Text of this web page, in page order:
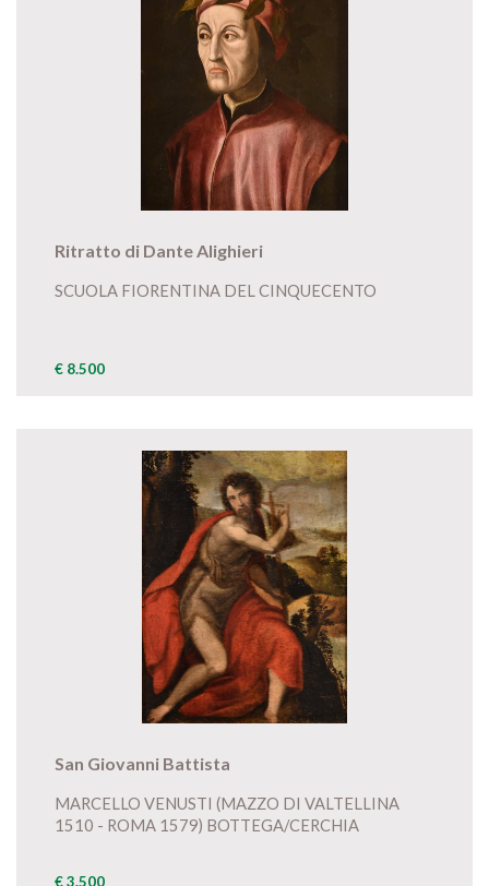
Ritratto di Dante Alighieri
SCUOLA FIORENTINA DEL CINQUECENTO
€ 8.500
San Giovanni Battista
MARCELLO VENUSTI (MAZZO DI VALTELLINA
1510 - ROMA 1579) BOTTEGA/CERCHIA
€ 3.500